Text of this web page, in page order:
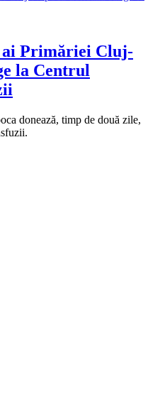
ai Primăriei Cluj-
la Centrul
donează, timp de două zile,